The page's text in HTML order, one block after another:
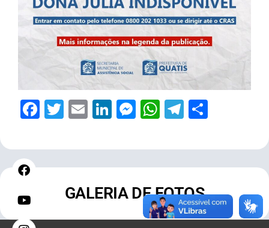
Facebook
Twitter
EmailLinkedIn
Messenger
WhatsApp
Telegram
GALERIA DE FOTOS